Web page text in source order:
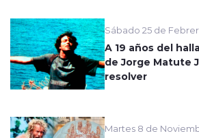
Sábado 25 de
A 19 años del
de Jorge Matute
resolver
Martes 8 de